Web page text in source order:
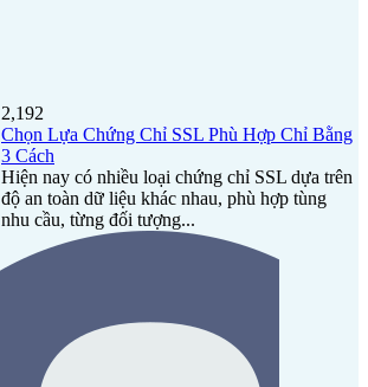
2,192
Chọn Lựa Chứng Chỉ SSL Phù Hợp Chỉ Bằng
3 Cách
Hiện nay có nhiều loại chứng chỉ SSL dựa trên
độ an toàn dữ liệu khác nhau, phù hợp tùng
nhu cầu, từng đối tượng...